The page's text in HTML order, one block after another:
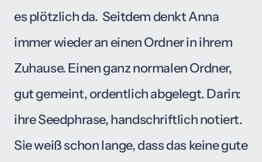
es plötzlich da. Seitdem denkt
immer wieder an einen Ordner in
Zuhause. Einen ganz normalen
gut gemeint, ordentlich abgelegt.
ihre Seedphrase, handschriftlich
Sie weiß schon lange, dass das keine
gute